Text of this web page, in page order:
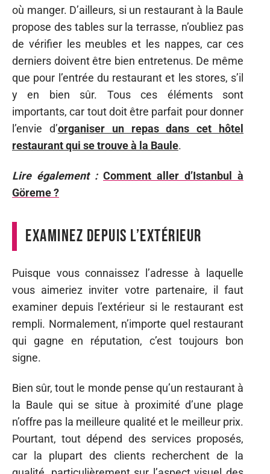
où manger. D’ailleurs, si un restaurant à la Baule
propose des tables sur la terrasse, n’oubliez pas
de vérifier les meubles et les nappes, car ces
derniers doivent être bien entretenus. De même
que pour l’entrée du restaurant et les stores, s’il
y en bien sûr. Tous ces éléments sont
importants, car tout doit être parfait pour donner
l’envie d’organiser un repas dans cet hôtel
restaurant qui se trouve à la Baule.
Lire également : Comment aller d’Istanbul à
Göreme ?
Examinez depuis l’extérieur
Puisque vous connaissez l’adresse à laquelle
vous aimeriez inviter votre partenaire, il faut
examiner depuis l’extérieur si le restaurant est
rempli. Normalement, n’importe quel restaurant
qui gagne en réputation, c’est toujours bon
signe.
Bien sûr, tout le monde pense qu’un restaurant à
la Baule qui se situe à proximité d’une plage
n’offre pas la meilleure qualité et le meilleur prix.
Pourtant, tout dépend des services proposés,
car la plupart des clients recherchent de la